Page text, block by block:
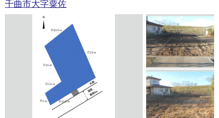
千曲市大字粟佐